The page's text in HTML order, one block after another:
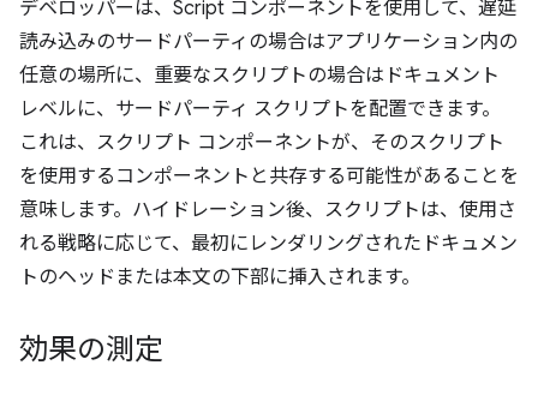
デベロッパーは、Script コンポーネントを使用して、遅延
読み込みのサードパーティの場合はアプリケーション内の
任意の場所に、重要なスクリプトの場合はドキュメント
レベルに、サードパーティ スクリプトを配置できます。
これは、スクリプト コンポーネントが、そのスクリプト
を使用するコンポーネントと共存する可能性があることを
意味します。ハイドレーション後、スクリプトは、使用さ
れる戦略に応じて、最初にレンダリングされたドキュメン
トのヘッドまたは本文の下部に挿入されます。
効果の測定